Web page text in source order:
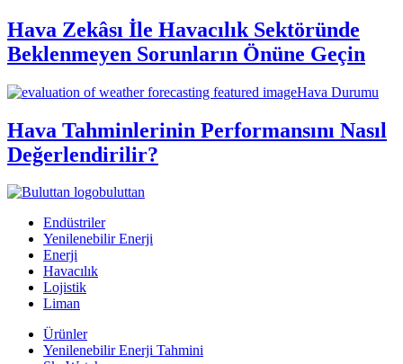
Hava Zekâsı İle Havacılık Sektöründe
Beklenmeyen Sorunların Önüne Geçin
Hava Durumu
Hava Tahminlerinin Performansını Nasıl
Değerlendirilir?
buluttan
Endüstriler
Yenilenebilir Enerji
Enerji
Havacılık
Lojistik
Liman
Ürünler
Yenilenebilir Enerji Tahmini